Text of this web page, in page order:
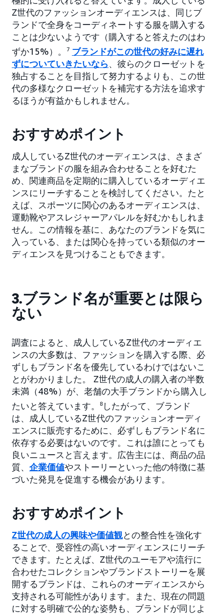
Z世代のファッションオーディエンスは、同じブ
ランドで全身をコーディネートする服を購入する
ことは少ないようです（購入すると答えたのはわ
ずか15%）。
7 ブランドがこの世代の好みに遅れ
ずについていきたいなら、彼らのクローゼットを
独占することを目指して努力するよりも、この世
代の多様なクローゼットを補完する方法を追求す
るほうが有益かもしれません。
おすすめポイント
成人しているZ世代のオーディエンスは、さまざ
まなブランドの服を組み合わせることを好むた
め、関連商品を定期的に購入しているオーディエ
ンスにリーチすることを検討してください。たと
えば、スポーツに関心のあるオーディエンスは、
運動靴やアスレジャーアパレルを好むかもしれま
せん。この情報を基に、あなたのブランドを気に
入っている、または関心を持っている類似のオー
ディエンスを見つけることもできます。
3.ブランド名が重要とは限ら
ない
調査によると、成人しているZ世代のオーディエ
ンスの大多数は、ファッションを購入する際、必
ずしもブランド名を優先しているわけではないこ
とがわかりました。 Z世代の成人の購入者の半数
未満（48%）が、老舗の大手ブランドから購入し
たいと答えています。
8 したがって、ブランド
は、成人しているZ世代のファッションオーディ
エンスに販売するために、必ずしもブランド名に
依存する必要はないのです。これは誰にとっても
良いニュースと言えます。広告主には、商品の品
質、 企業価値やストーリーといった他の特徴に基
づいた発見を促進する機会があります。
おすすめポイント
Z世代の成人の興味や価値観との整合性を強化す
ることで、受容性の高いオーディエンスにリーチ
できます。たとえば、Z世代のユーモアや流行に
合わせたコレクションやブランドストーリーを展
開するブランドは、これらのオーディエンスから
支持される可能性があります。また、現在の問題
に対する明確で公的な姿勢も、ブランドが同じよ